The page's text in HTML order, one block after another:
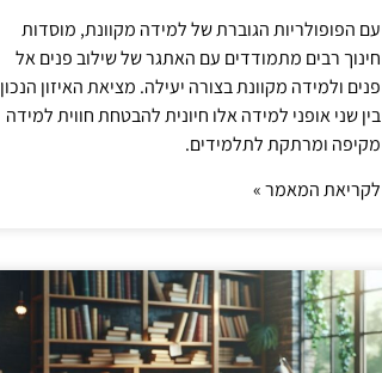
עם הפופולריות הגוברת של למידה מקוונת, מוסדות
חינוך רבים מתמודדים עם האתגר של שילוב פנים אל
פנים ולמידה מקוונת בצורה יעילה. מציאת האיזון הנכון
בין שני אופני למידה אלו חיונית להבטחת חווית למידה
מקיפה ומרתקת לתלמידים.
לקריאת המאמר »